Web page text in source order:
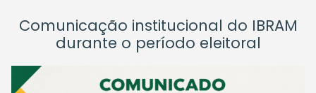
Comunicação institucional do IBRAM
durante o período eleitoral